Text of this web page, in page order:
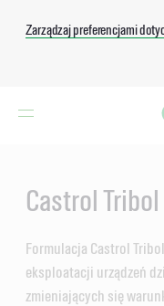
Zarządzaj preferencjami
Castrol Tribol
Formulacja Castrol
eksploatacji urządzeń
zmieniających się